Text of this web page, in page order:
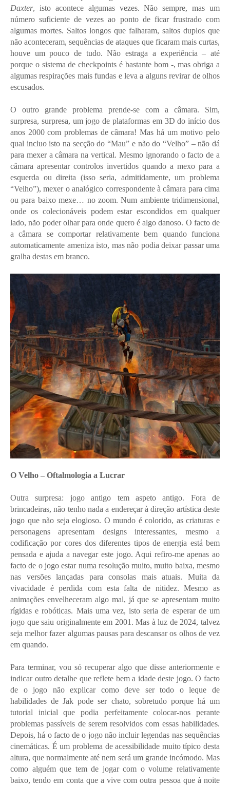
Daxter, isto acontece algumas vezes. Não sempre, mas um
número suficiente de vezes ao ponto de ficar frustrado com
algumas mortes. Saltos longos que falharam, saltos duplos que
não aconteceram, sequências de ataques que ficaram mais curtas,
houve um pouco de tudo. Não estraga a experiência – até
porque o sistema de checkpoints é bastante bom -, mas obriga a
algumas respirações mais fundas e leva a alguns revirar de olhos
escusados.
O outro grande problema prende-se com a câmara. Sim,
surpresa, surpresa, um jogo de plataformas em 3D do início dos
anos 2000 com problemas de câmara! Mas há um motivo pelo
qual incluo isto na secção do “Mau” e não do “Velho” – não dá
para mexer a câmara na vertical. Mesmo ignorando o facto de a
câmara apresentar controlos invertidos quando a mexo para a
esquerda ou direita (isso seria, admitidamente, um problema
“Velho”), mexer o analógico correspondente à câmara para cima
ou para baixo mexe… no zoom. Num ambiente tridimensional,
onde os colecionáveis podem estar escondidos em qualquer
lado, não poder olhar para onde quero é algo danoso. O facto de
a câmara se comportar relativamente bem quando funciona
automaticamente ameniza isto, mas não podia deixar passar uma
gralha destas em branco.
O Velho – Oftalmologia a Lucrar
Outra surpresa: jogo antigo tem aspeto antigo. Fora de
brincadeiras, não tenho nada a endereçar à direção artística deste
jogo que não seja elogioso. O mundo é colorido, as criaturas e
personagens apresentam designs interessantes, mesmo a
codificação por cores dos diferentes tipos de energia está bem
pensada e ajuda a navegar este jogo. Aqui refiro-me apenas ao
facto de o jogo estar numa resolução muito, muito baixa, mesmo
nas versões lançadas para consolas mais atuais. Muita da
vivacidade é perdida com esta falta de nitidez. Mesmo as
animações envelheceram algo mal, já que se apresentam muito
rígidas e robóticas. Mais uma vez, isto seria de esperar de um
jogo que saiu originalmente em 2001. Mas à luz de 2024, talvez
seja melhor fazer algumas pausas para descansar os olhos de vez
em quando.
Para terminar, vou só recuperar algo que disse anteriormente e
indicar outro detalhe que reflete bem a idade deste jogo. O facto
de o jogo não explicar como deve ser todo o leque de
habilidades de Jak pode ser chato, sobretudo porque há um
tutorial inicial que podia perfeitamente colocar-nos perante
problemas passíveis de serem resolvidos com essas habilidades.
Depois, há o facto de o jogo não incluir legendas nas sequências
cinemáticas. É um problema de acessibilidade muito típico desta
altura, que normalmente até nem será um grande incómodo. Mas
como alguém que tem de jogar com o volume relativamente
baixo, tendo em conta que a vive com outra pessoa que à noite